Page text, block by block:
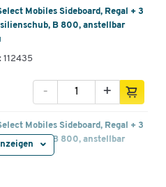
Mobiles Sideboard, Regal + 3
B 800, anstellbar
112435
+
-
Mobiles Sideboard, Regal + 3
B 800, anstellbar